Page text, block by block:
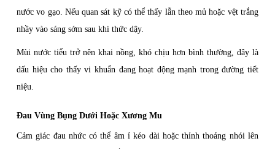
nước vo gạo. Nếu quan sát kỹ có thể thấy lẫn theo mủ hoặc vệt trắng
nhầy vào sáng sớm sau khi thức dậy.
Mùi nước tiểu trở nên khai nồng, khó chịu hơn bình thường, đây là
dấu hiệu cho thấy vi khuẩn đang hoạt động mạnh trong đường tiết
niệu.
Đau Vùng Bụng Dưới Hoặc Xương Mu
Cảm giác đau nhức có thể âm ỉ kéo dài hoặc thỉnh thoảng nhói lên